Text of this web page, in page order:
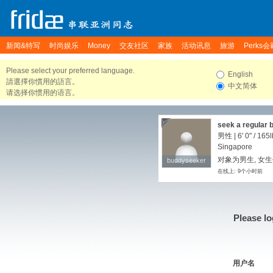
新闻&特写 时尚娱乐 Money 交友社区 家族 活动讯息 旅游 Perks会
Please select your preferred language.
請選擇你慣用的語言。
请选择你惯用的语言。
English
中文简体
buddyseeker
buddyseeker
seek a regular
男性 | 6' 0" /
Singapore
对象为男生, 女
在线上: 9个小时前
Please
用户名